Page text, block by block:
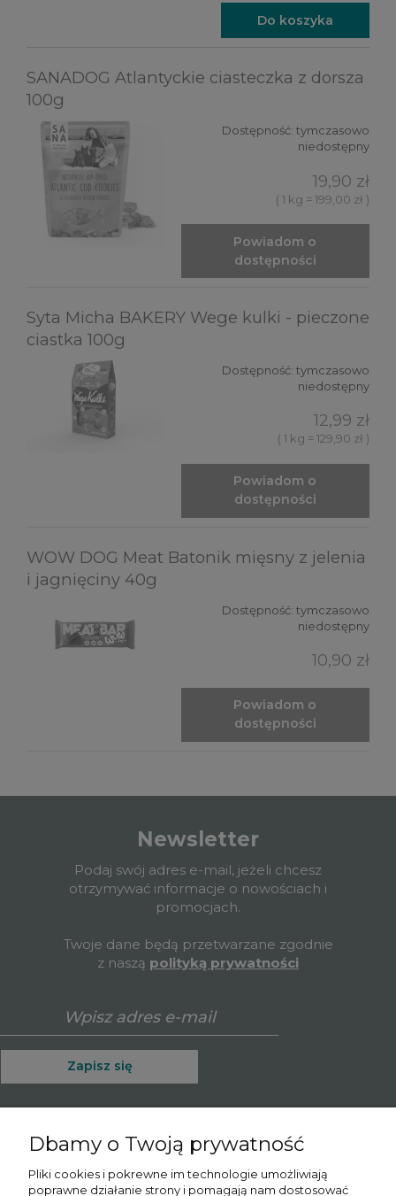
Do koszyka
SANADOG Atlantyckie ciasteczka z dorsza
100g
Dostępność: tymczasowo
niedostępny
19,90 zł
( 1 kg = 199,00 zł )
Powiadom o
dostępności
Syta Micha BAKERY Wege kulki - pieczone
ciastka 100g
Dostępność: tymczasowo
niedostępny
12,99 zł
( 1 kg = 129,90 zł )
Powiadom o
dostępności
WOW DOG Meat Batonik mięsny z jelenia
i jagnięciny 40g
Dostępność: tymczasowo
niedostępny
10,90 zł
Powiadom o
dostępności
Newsletter
Podaj swój adres e-mail, jeżeli chcesz
otrzymywać informacje o nowościach i
promocjach.
Twoje dane będą przetwarzane zgodnie
z naszą polityką prywatności
Zapisz się
Dbamy o Twoją prywatność
Pliki cookies i pokrewne im technologie umożliwiają
poprawne działanie strony i pomagają nam dostosować